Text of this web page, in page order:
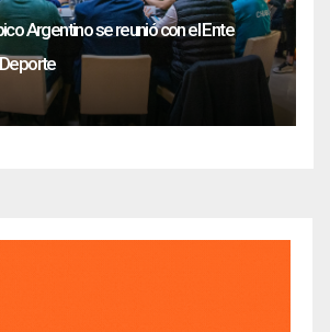
Argentino se reunió con el Ente